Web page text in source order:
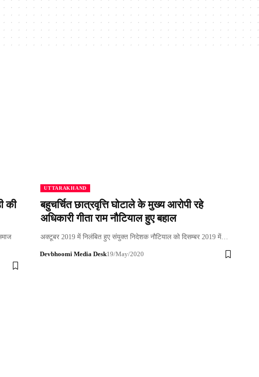
की
UTTARAKHAND
बहुचर्चित छात्रवृत्ति घोटाले के मुख्य आरोपी रहे
अधिकारी गीता राम नौटियाल हुए बहाल
अक्टूबर 2019 में निलंबित हुए संयुक्त निदेशक नौटियाल को दिसम्बर 2019 में…
Devbhoomi Media Desk19/May/2020